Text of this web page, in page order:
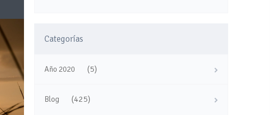
Categorías
Año 2020 (5)
Blog (425)